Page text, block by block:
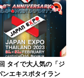
タイで大人気の「ジ
ンエキスポタイラン